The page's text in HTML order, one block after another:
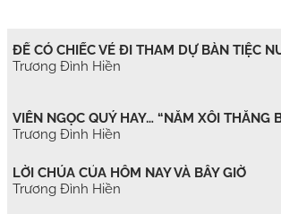
ĐỂ CÓ CHIẾC VÉ ĐI THAM DỰ BÀN TIỆC
Trương Đình Hiền
VIÊN NGỌC QUÝ HAY… “NẮM XÔI THẰNG
Trương Đình Hiền
LỜI CHÚA CỦA HÔM NAY VÀ BÂY GIỜ
Trương Đình Hiền